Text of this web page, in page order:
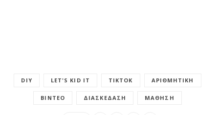
DIY LET'S KID IT TIKTOK ΑΡΙΘΜΗΤΙΚΉ
ΒΊΝΤΕΟ ΔΙΑΣΚΈΔΑΣΗ ΜΆΘΗΣΗ